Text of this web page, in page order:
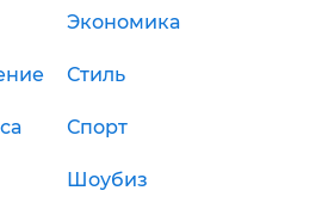
Экономика
Стиль
Спорт
Шоубиз